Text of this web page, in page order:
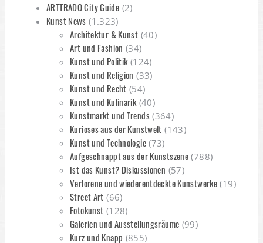
ARTTRADO City Guide (2)
Kunst News (1.323)
Architektur & Kunst (40)
Art und Fashion (34)
Kunst und Politik(124)
Kunst und Religion (33)
Kunst und Recht (54)
Kunst und Kulinarik(40)
Kunstmarkt und Trends(364)
Kurioses aus der Kunstwelt (143)
Kunst und Technologie(73)
Aufgeschnappt aus der Kunstszene (788)
Ist das Kunst? Diskussionen (57)
Verlorene und wiederentdeckte Kunstwerke (19)
Street Art (66)
Fotokunst (128)
Galerien und Ausstellungsräume (99)
Kurz und Knapp (855)